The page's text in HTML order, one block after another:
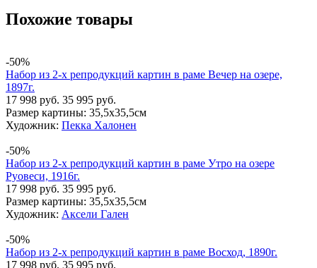
Похожие товары
-50%
Набор из 2-х репродукций картин в раме Вечер на озере,
1897г.
17 998 руб. 35 995 руб.
Размер картины: 35,5х35,5см
Художник: Пекка Халонен
-50%
Набор из 2-х репродукций картин в раме Утро на озере
Руовеси, 1916г.
17 998 руб. 35 995 руб.
Размер картины: 35,5х35,5см
Художник: Аксели Гален
-50%
Набор из 2-х репродукций картин в раме Восход, 1890г.
17 998 руб. 35 995 руб.